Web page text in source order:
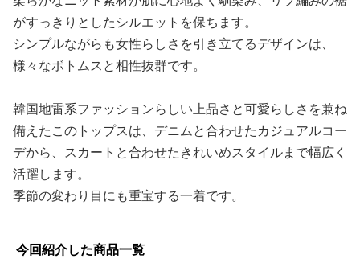
がすっきりとしたシルエットを保ちます。
シンプルながらも女性らしさを引き立てるデザインは、
様々なボトムスと相性抜群です。
韓国地雷系ファッションらしい上品さと可愛らしさを兼ね
備えたこのトップスは、デニムと合わせたカジュアルコー
デから、スカートと合わせたきれいめスタイルまで幅広く
活躍します。
季節の変わり目にも重宝する一着です。
今回紹介した商品一覧